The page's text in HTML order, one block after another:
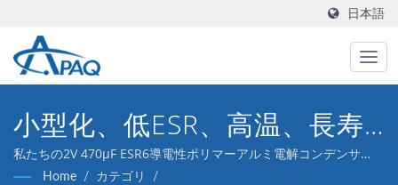
日本語
小型化、低ESR、高温、長寿
命
私たちの2V 470μF ESR6導電性ポリマーアルミ電解コンデンサ
は、DC-DCコンバータ、電圧レギュレータ、およびデカップリン
Home / カテゴリ
/